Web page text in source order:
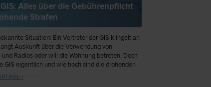
GIS: Alles über die Gebührenpflicht
Strafen
Situation: Ein Vertreter der GIS klingelt an
Auskunft über die Verwendung von
und Radios oder will die Wohnung betreten. Doch
GIS eigentlich und wie hoch sind die drohenden
Fällen stellt sich auch die Frage, ob die
von der Gebühr befreit sind. Die reine Nutzung
›